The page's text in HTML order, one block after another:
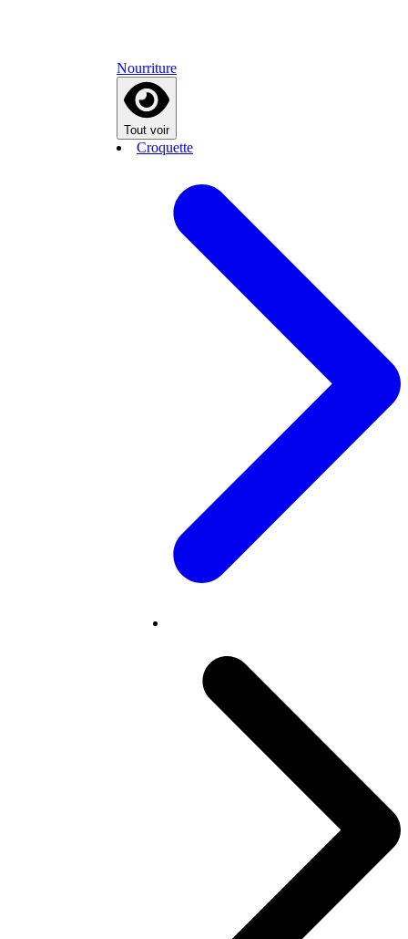
Nourriture
Tout voir
Croquette